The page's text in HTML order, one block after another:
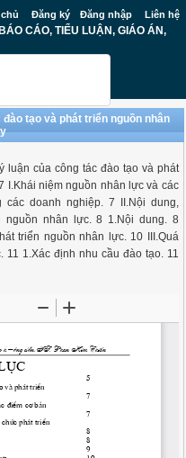
Đăng ký Đăng nhập Liên hệ
CÁO, TIỂU LUẬN, GIÁO ÁN,
tạo và phát triển nguồn nhân
của công tác đào tạo và phát
I.Khái niệm nguồn nhân lực và các
doanh nghiệp. 7 II.Nội dung,
nguồn nhân lực. 8 1.Nội dung. 8
triển nguồn nhân lực. 10 III.Quá
1.Xác định nhu cầu đào tạo. 11